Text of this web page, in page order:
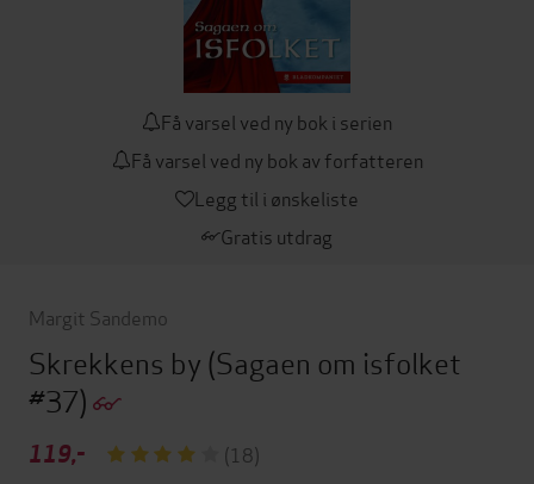
Få varsel ved ny bok i serien
Få varsel ved ny bok av forfatteren
Legg til i ønskeliste
Gratis utdrag
Margit Sandemo
Skrekkens by (Sagaen om isfolket
#37)
119,- (18)